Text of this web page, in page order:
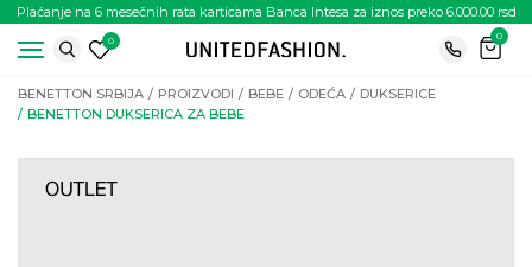
Plaćanje na 6 mesečnih rata karticama Banca Intesa za iznos preko 6.000.00 rsd
0
0
BENETTON SRBIJA PROIZVODI BEBE ODEĆA
DUKSERICE
BENETTON DUKSERICA ZA BEBE